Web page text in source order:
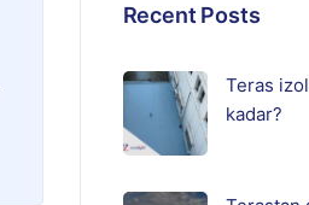
Recent Posts
Teras
kadar?